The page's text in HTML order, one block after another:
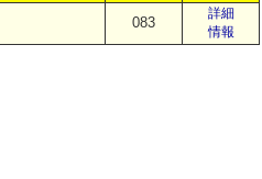
083
詳細
情報